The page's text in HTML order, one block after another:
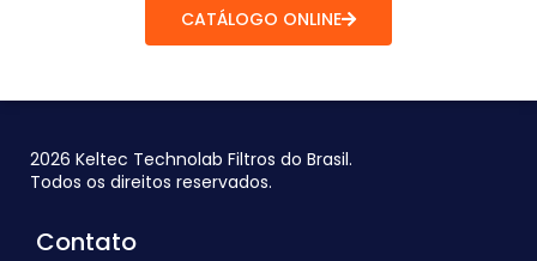
CATÁLOGO ONLINE
2026 Keltec Technolab Filtros do Brasil.
Todos os direitos reservados.
Contato